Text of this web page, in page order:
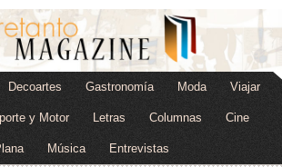
Decoartes Gastronomía Moda Viajar
y Motor Letras Columnas Cine
Música Entrevistas